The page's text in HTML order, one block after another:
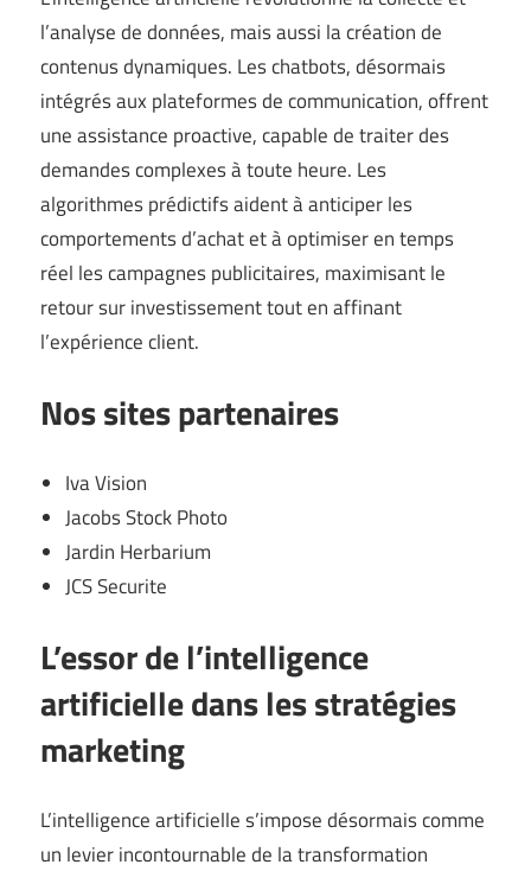
l’analyse de données, mais aussi la création de
contenus dynamiques. Les chatbots, désormais
intégrés aux plateformes de communication, offrent
une assistance proactive, capable de traiter des
demandes complexes à toute heure. Les
algorithmes prédictifs aident à anticiper les
comportements d’achat et à optimiser en temps
réel les campagnes publicitaires, maximisant le
retour sur investissement tout en affinant
l’expérience client.
Nos sites partenaires
Iva Vision
Jacobs Stock Photo
Jardin Herbarium
JCS Securite
L’essor de l’intelligence
artificielle dans les stratégies
marketing
L’intelligence artificielle s’impose désormais comme
un levier incontournable de la transformation